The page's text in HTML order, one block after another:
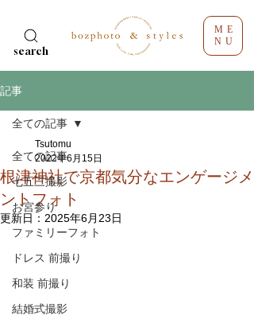
search
ME
NU
記事
全ての記事
七五三撮影
お宮参り
ファミリーフォト
ドレス 前撮り
和装 前撮り
結婚式撮影
全ての記事
根津神社で京都気分なエンゲージメ
ントフォト
Tsutomu
2022年6月15日
更新日： 2025年6月23日